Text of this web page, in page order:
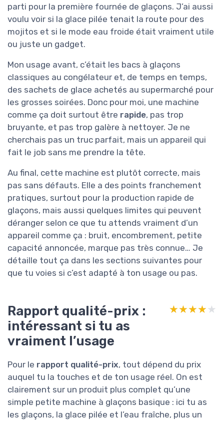
parti pour la première fournée de glaçons. J’ai aussi
voulu voir si la glace pilée tenait la route pour des
mojitos et si le mode eau froide était vraiment utile
ou juste un gadget.
Mon usage avant, c’était les bacs à glaçons
classiques au congélateur et, de temps en temps,
des sachets de glace achetés au supermarché pour
les grosses soirées. Donc pour moi, une machine
comme ça doit surtout être rapide, pas trop
bruyante, et pas trop galère à nettoyer. Je ne
cherchais pas un truc parfait, mais un appareil qui
fait le job sans me prendre la tête.
Au final, cette machine est plutôt correcte, mais
pas sans défauts. Elle a des points franchement
pratiques, surtout pour la production rapide de
glaçons, mais aussi quelques limites qui peuvent
déranger selon ce que tu attends vraiment d’un
appareil comme ça : bruit, encombrement, petite
capacité annoncée, marque pas très connue… Je
détaille tout ça dans les sections suivantes pour
que tu voies si c’est adapté à ton usage ou pas.
Rapport qualité-prix :
intéressant si tu as
vraiment l’usage
★★★★★
★★★★★
Pour le rapport qualité-prix, tout dépend du prix
auquel tu la touches et de ton usage réel. On est
clairement sur un produit plus complet qu’une
simple petite machine à glaçons basique : ici tu as
les glaçons, la glace pilée et l’eau fraîche, plus un